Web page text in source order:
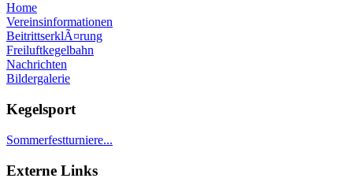
Home
Vereinsinformationen
BeitrittserklÃ¤rung
Freiluftkegelbahn
Nachrichten
Bildergalerie
Kegelsport
Sommerfestturniere...
Externe Links